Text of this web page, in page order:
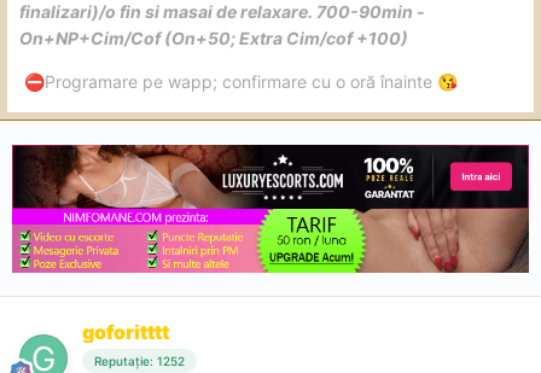
finalizari)/o fin si masai de relaxare. 700-90min -
On+NP+Cim/Cof (On+50; Extra Cim/cof +100)
⛔️Programare pe wapp; confirmare cu o oră înainte 😘
goforitttt
Reputație: 1252